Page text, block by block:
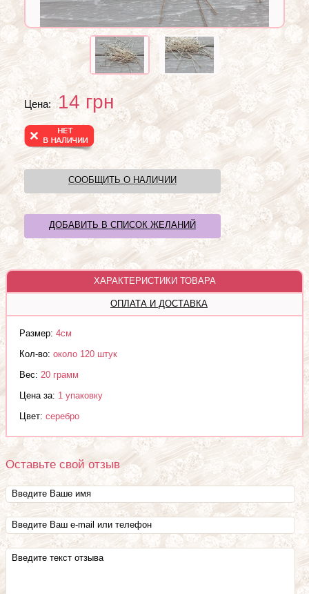
Цена: 14грн
СООБЩИТЬ О НАЛИЧИИ
ДОБАВИТЬ В СПИСОК ЖЕЛАНИЙ
ХАРАКТЕРИСТИКИ ТОВАРА
ОПЛАТА И ДОСТАВКА
Размер: 4см
Кол-во: около 120 штук
Вес: 20 грамм
Цена за: 1 упаковку
Цвет: серебро
Оставьте свой отзыв